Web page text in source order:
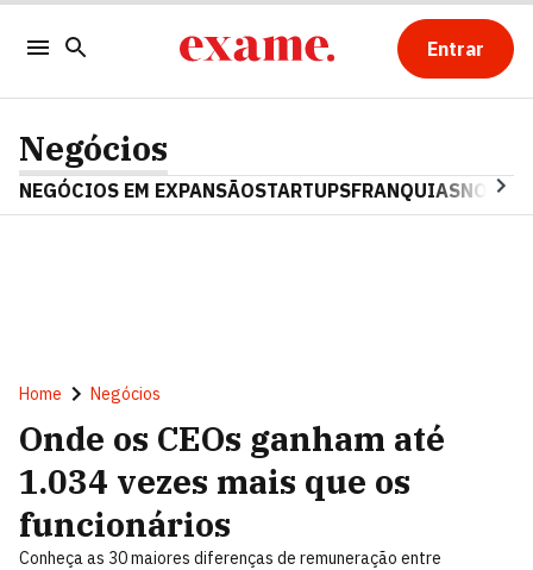
Entrar
Negócios
NEGÓCIOS EM EXPANSÃOSTARTUPSFRANQUIAS
Home Negócios
Onde os CEOs ganham até
1.034 vezes mais que os
funcionários
Conheça as 30 maiores diferenças de remuneração entre